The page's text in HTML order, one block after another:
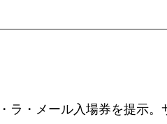
ラ・メール入場券を提示